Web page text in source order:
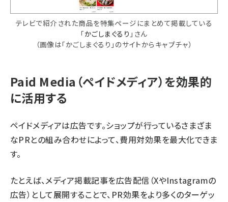
テレビで紹介された商品を特集ページにまとめて掲載している
「かごしまぐるり 」さん
（画像は「かごしまぐるり」のサイトからキャプチャ）
Paid Media（ペイドメディア）を効果的
に活用する
ペイドメディアは広告です。ショップが行っているさまざま
なPRとの組み合わせによって、費用対効果を最大化できま
す。
たとえば、メディア掲載記事を広告配信（XやInstagramの
広告）として展開することで、PR効果をより多くのターゲッ